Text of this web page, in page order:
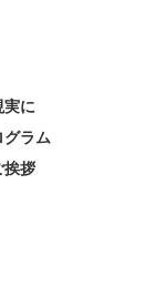
に
ラム
挨拶